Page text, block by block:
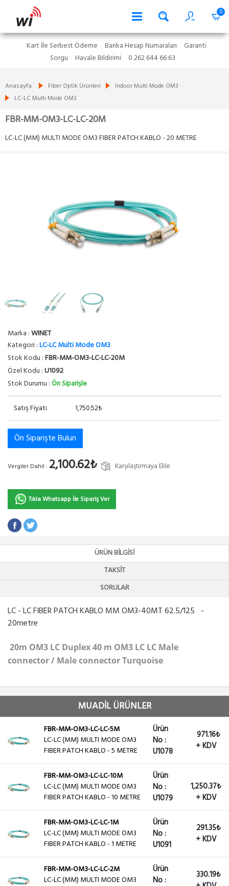
0
Kart İle Serbest Ödeme Banka Hesap Numaraları
Garanti
Sorgu
Havale Bildirimi 0 262 644 66 63
Anasayfa Fiber Optik Ürünleri
Indoor Multi Mode OM3
LC-LC Multi Mode OM3
FBR-MM-OM3-LC-LC-20M
LC-LC (MM) MULTI MODE OM3 FIBER PATCH KABLO - 20 METRE
Marka :WINET
Kategori :LC-LC Multi Mode OM3
Stok Kodu :FBR-MM-OM3-LC-LC-20M
Özel Kodu :U1092
Stok Durumu :Ön Siparişle
Satış Fiyatı 1,750.52₺
Ön Siparişte Bulun
Vergiler Dahil : 2,100.62₺ Karşılaştırmaya Ekle
Tıkla Whatsapp İle Sipariş Ver
ÜRÜN BILGISI
TAKSIT
SORULAR
LC - LC FIBER PATCH KABLO MM OM3-40MT 62.5/125 -
20metre
20m OM3 LC Duplex 40 m OM3 LC LC Male
connector / Male connector Turquoise
MUADİL ÜRÜNLER
FBR-MM-OM3-LC-LC-5M
LC-LC (MM) MULTI MODE OM3
FIBER PATCH KABLO - 5 METRE
Ürün
No :
U1078
971.16₺
+ KDV
FBR-MM-OM3-LC-LC-10M
LC-LC (MM) MULTI MODE OM3
FIBER PATCH KABLO - 10 METRE
Ürün
No :
U1079
1,250.37₺
+ KDV
FBR-MM-OM3-LC-LC-1M
LC-LC (MM) MULTI MODE OM3
FIBER PATCH KABLO - 1 METRE
Ürün
No :
U1091
291.35₺
+ KDV
FBR-MM-OM3-LC-LC-2M
LC-LC (MM) MULTI MODE OM3
Ürün
No :
330.19₺